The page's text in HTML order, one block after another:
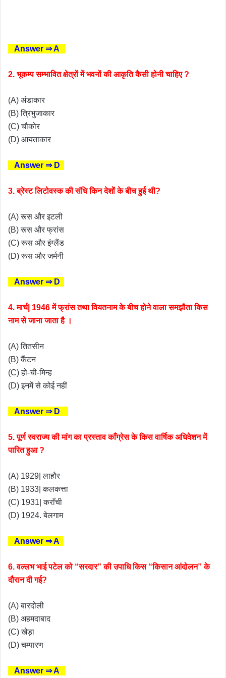
Answer ⇒ A
2. भूकम्प सम्भावित क्षेत्रों में भवनों की आकृति कैसी होनी चाहिए ?
(A) अंडाकार
(B) त्रिभुजाकार
(C) चौकोर
(D) आयताकार
Answer ⇒ D
3. ब्रेस्ट लिटोवस्क की संधि किन देशों के बीच हुई थी?
(A) रूस और इटली
(B) रूस और फ्रांस
(C) रूस और इंग्लैंड
(D) रूस और जर्मनी
Answer ⇒ D
4. मार्च| 1946 में फ्रांस तथा वियतनाम के बीच होने वाला समझौता किस
नाम से जाना जाता है ।
(A) तितसीन
(B) कैंटन
(C) हो-ची-मिन्ह
(D) इनमें से कोई नहीं
Answer ⇒ D
5. पूर्ण स्वराज्य की मांग का प्रस्ताव काँग्रेस के किस वार्षिक अधिवेशन में
पारित हुआ ?
(A) 1929| लाहौर
(B) 1933| कलकत्ता
(C) 1931| कराँची
(D) 1924. बेलगाम
Answer ⇒ A
6. वल्लभ भाई पटेल को “सरदार” की उपाधि किस “किसान आंदोलन” के
दौरान दी गई?
(A) बारदोली
(B) अहमदाबाद
(C) खेड़ा
(D) चम्पारण
Answer ⇒ A